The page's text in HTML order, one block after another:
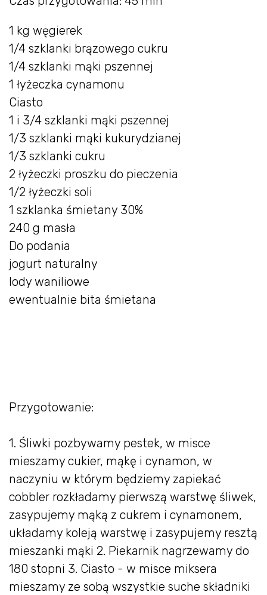
1 kg węgierek
1/4 szklanki brązowego cukru
1/4 szklanki mąki pszennej
1 łyżeczka cynamonu
Ciasto
1 i 3/4 szklanki mąki pszennej
1/3 szklanki mąki kukurydzianej
1/3 szklanki cukru
2 łyżeczki proszku do pieczenia
1/2 łyżeczki soli
1 szklanka śmietany 30%
240 g masła
Do podania
jogurt naturalny
lody waniliowe
ewentualnie bita śmietana
Przygotowanie:
1. Śliwki pozbywamy pestek, w misce
mieszamy cukier, mąkę i cynamon, w
naczyniu w którym będziemy zapiekać
cobbler rozkładamy pierwszą warstwę śliwek,
zasypujemy mąką z cukrem i cynamonem,
układamy koleją warstwę i zasypujemy resztą
mieszanki mąki 2. Piekarnik nagrzewamy do
180 stopni 3. Ciasto - w misce miksera
mieszamy ze sobą wszystkie suche składniki